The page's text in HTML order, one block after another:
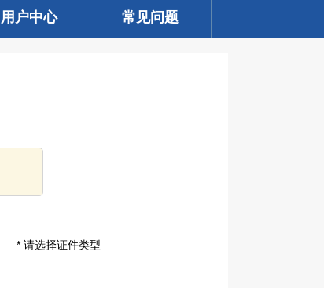
用户中心 常见问题
* 请选择证件类型